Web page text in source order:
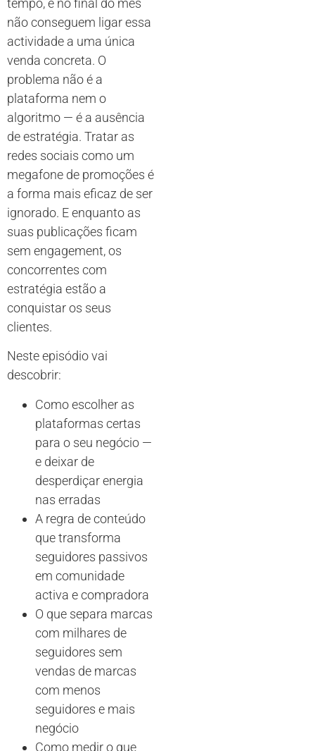
tempo, e no final do mês
não conseguem ligar essa
actividade a uma única
venda concreta. O
problema não é a
plataforma nem o
algoritmo — é a ausência
de estratégia. Tratar as
redes sociais como um
megafone de promoções é
a forma mais eficaz de ser
ignorado. E enquanto as
suas publicações ficam
sem engagement, os
concorrentes com
estratégia estão a
conquistar os seus
clientes.
Neste episódio vai
descobrir:
Como escolher as
plataformas certas
para o seu negócio —
e deixar de
desperdiçar energia
nas erradas
A regra de conteúdo
que transforma
seguidores passivos
em comunidade
activa e compradora
O que separa marcas
com milhares de
seguidores sem
vendas de marcas
com menos
seguidores e mais
negócio
Como medir o que